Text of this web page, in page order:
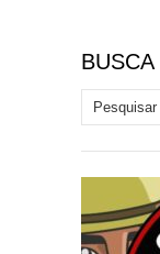
BUSCA
Pesquisar